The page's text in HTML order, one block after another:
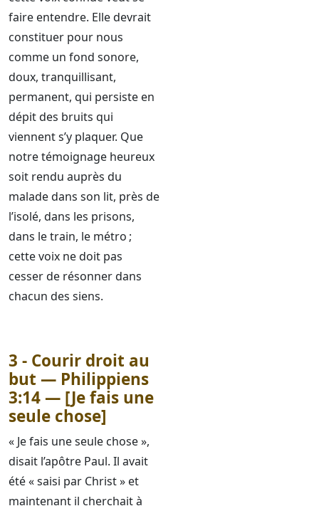
faire entendre. Elle devrait
constituer pour nous
comme un fond sonore,
doux, tranquillisant,
permanent, qui persiste en
dépit des bruits qui
viennent s’y plaquer. Que
notre témoignage heureux
soit rendu auprès du
malade dans son lit, près de
l’isolé, dans les prisons,
dans le train, le métro ;
cette voix ne doit pas
cesser de résonner dans
chacun des siens.
3 - Courir droit au
but — Philippiens
3:14 — [Je fais une
seule chose]
« Je fais une seule chose »,
disait l’apôtre Paul. Il avait
été « saisi par Christ » et
maintenant il cherchait à